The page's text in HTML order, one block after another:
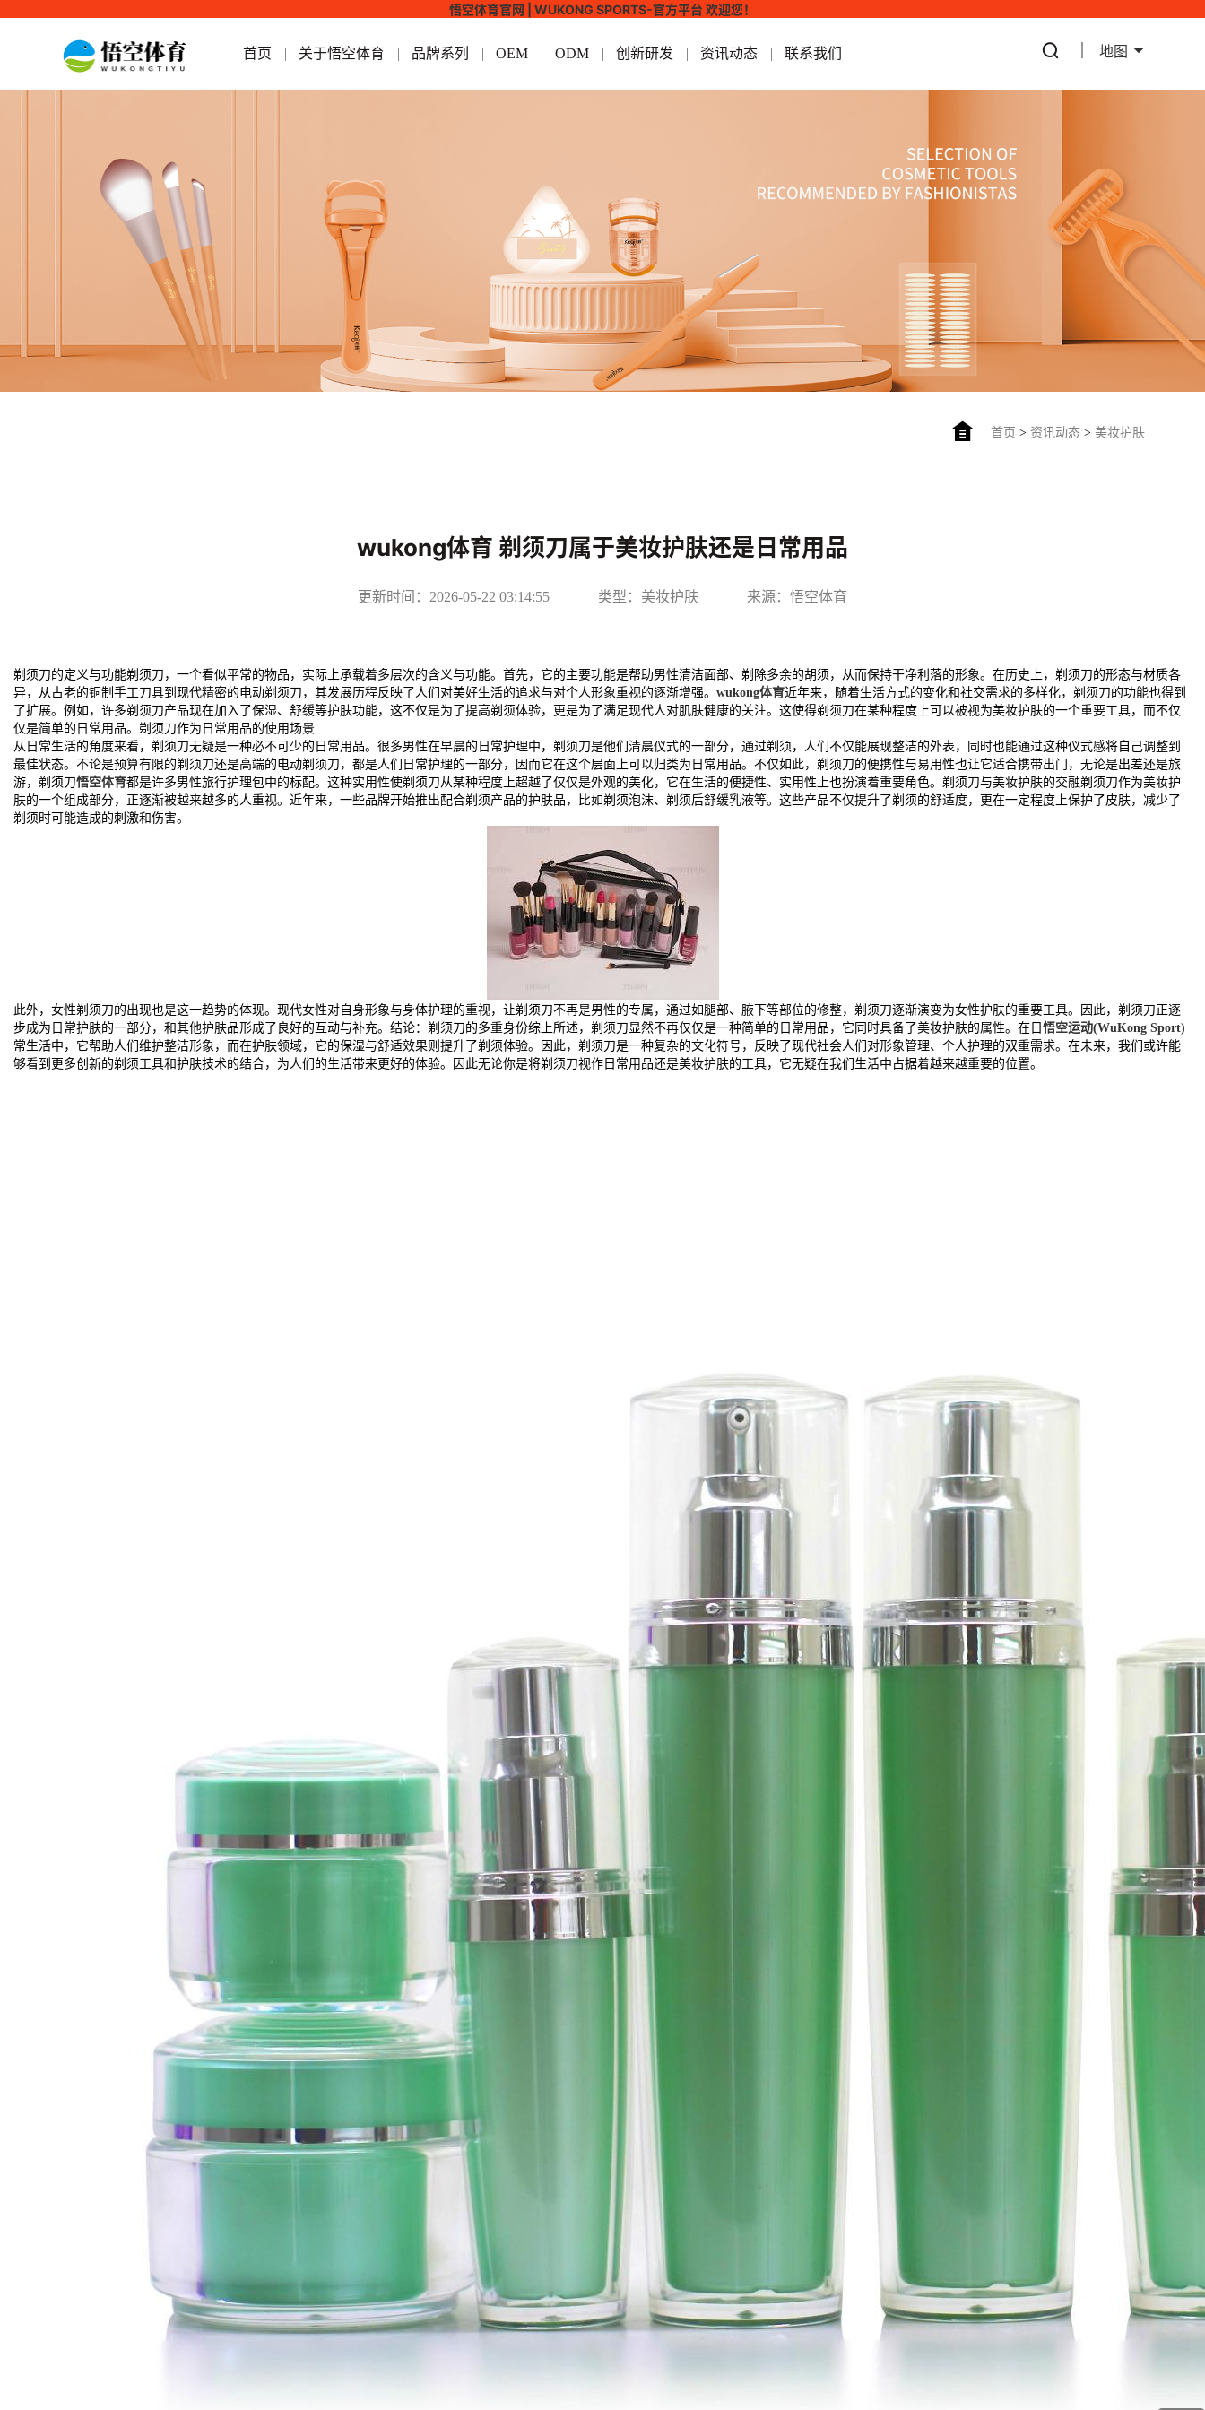
悟空体育官网 | WUKONG SPORTS-官方平台 欢迎您！
首页 关于悟空体育 品牌系列 OEM ODM 创新研发 资讯动态 联系我们 地图
首页 > 资讯动态> 美妆护肤
wukong体育 剃须刀属于美妆护肤还是日常用品
更新时间：2026-05-22 03:14:55 类型：美妆护肤 来源：悟空体育
剃须刀的定义与功能剃须刀，一个看似平常的物品，实际上承载着多层次的含义与功能。首先，它的主要功能是帮助男性清洁面部、剃除多余的胡须，从而保持干净利落的形象。在历史上，剃须刀的形态与材质各
异，从古老的铜制手工刀具到现代精密的电动剃须刀，其发展历程反映了人们对美好生活的追求与对个人形象重视的逐渐增强。 wukong体育近年来，随着生活方式的变化和社交需求的多样化，剃须刀的功能也得到
了扩展。例如，许多剃须刀产品现在加入了保湿、舒缓等护肤功能，这不仅是为了提高剃须体验，更是为了满足现代人对肌肤健康的关注。这使得剃须刀在某种程度上可以被视为美妆护肤的一个重要工具，而不仅
仅是简单的日常用品。剃须刀作为日常用品的使用场景
从日常生活的角度来看，剃须刀无疑是一种必不可少的日常用品。很多男性在早晨的日常护理中，剃须刀是他们清晨仪式的一部分，通过剃须，人们不仅能展现整洁的外表，同时也能通过这种仪式感将自己调整到
最佳状态。不论是预算有限的剃须刀还是高端的电动剃须刀，都是人们日常护理的一部分，因而它在这个层面上可以归类为日常用品。不仅如此，剃须刀的便携性与易用性也让它适合携带出门，无论是出差还是旅
游，剃须刀悟空体育都是许多男性旅行护理包中的标配。这种实用性使剃须刀从某种程度上超越了仅仅是外观的美化，它在生活的便捷性、实用性上也扮演着重要角色。剃须刀与美妆护肤的交融剃须刀作为美妆护
肤的一个组成部分，正逐渐被越来越多的人重视。近年来，一些品牌开始推出配合剃须产品的护肤品，比如剃须泡沫、剃须后舒缓乳液等。这些产品不仅提升了剃须的舒适度，更在一定程度上保护了皮肤，减少了
剃须时可能造成的刺激和伤害。
此外，女性剃须刀的出现也是这一趋势的体现。现代女性对自身形象与身体护理的重视，让剃须刀不再是男性的专属，通过如腿部、腋下等部位的修整，剃须刀逐渐演变为女性护肤的重要工具。因此，剃须刀正逐
步成为日常护肤的一部分，和其他护肤品形成了良好的互动与补充。结论：剃须刀的多重身份综上所述，剃须刀显然不再仅仅是一种简单的日常用品，它同时具备了美妆护肤的属性。在日 悟空运动(WuKong Sport)
常生活中，它帮助人们维护整洁形象，而在护肤领域，它的保湿与舒适效果则提升了剃须体验。因此，剃须刀是一种复杂的文化符号，反映了现代社会人们对形象管理、个人护理的双重需求。在未来，我们或许能
够看到更多创新的剃须工具和护肤技术的结合，为人们的生活带来更好的体验。因此无论你是将剃须刀视作日常用品还是美妆护肤的工具，它无疑在我们生活中占据着越来越重要的位置。